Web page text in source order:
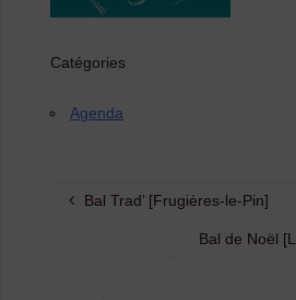
Catégories
Agenda
Bal Trad’ [Frugières-le-Pin]
Bal de Noël